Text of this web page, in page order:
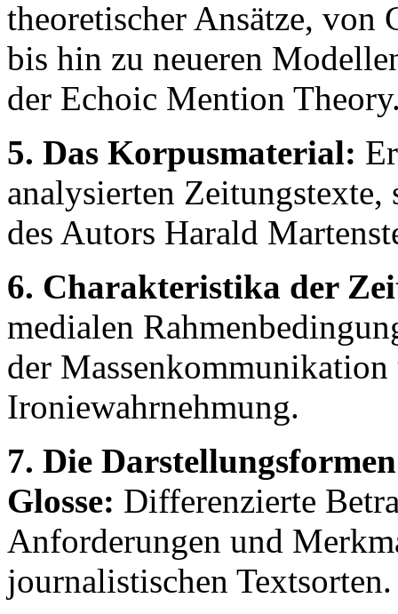
theoretischer Ansätze, von
bis hin zu neueren
der Echoic Mention
5. Das Korpusmaterial:
analysierten
des Autors Harald
6. Charakteristika der
medialen
der
Ironiewahrnehmung.
7. Die
Glosse: Differenzierte
Anforderungen und
journalistischen Textsorten.